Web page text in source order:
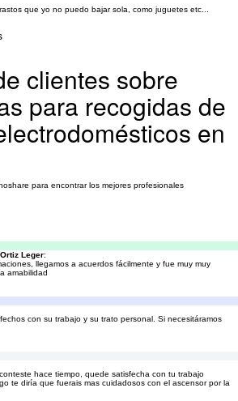
que yo no puedo bajar sola, como juguetes etc...
clientes sobre
para recogidas de
en
para encontrar los mejores profesionales
Leger:
llegamos a acuerdos fácilmente y fue muy muy
amabilidad
con su trabajo y su trato personal. Si necesitáramos
hace tiempo, quede satisfecha con tu trabajo
te diría que fuerais mas cuidadosos con el ascensor por la